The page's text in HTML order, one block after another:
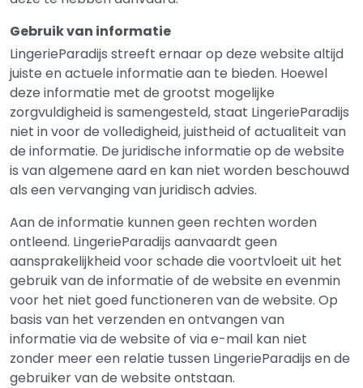
Gebruik van informatie
LingerieParadijs streeft ernaar op deze website altijd
juiste en actuele informatie aan te bieden. Hoewel
deze informatie met de grootst mogelijke
zorgvuldigheid is samengesteld, staat LingerieParadijs
niet in voor de volledigheid, juistheid of actualiteit van
de informatie. De juridische informatie op de website
is van algemene aard en kan niet worden beschouwd
als een vervanging van juridisch advies.
Aan de informatie kunnen geen rechten worden
ontleend. LingerieParadijs aanvaardt geen
aansprakelijkheid voor schade die voortvloeit uit het
gebruik van de informatie of de website en evenmin
voor het niet goed functioneren van de website. Op
basis van het verzenden en ontvangen van
informatie via de website of via e-mail kan niet
zonder meer een relatie tussen LingerieParadijs en de
gebruiker van de website ontstaan.